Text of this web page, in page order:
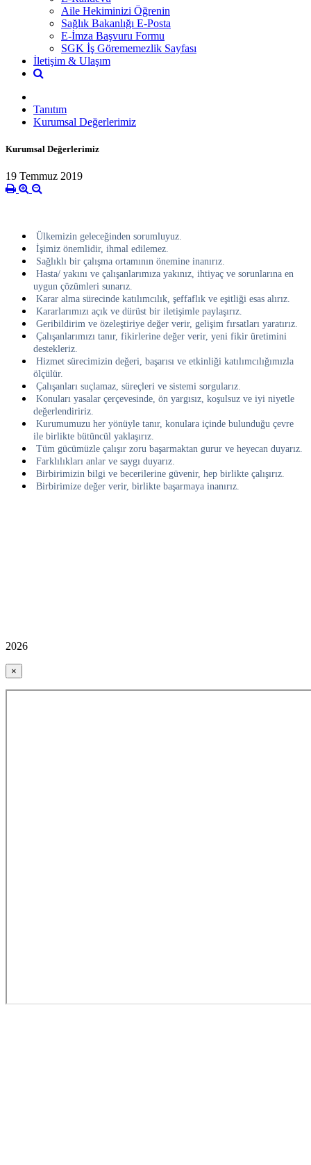
Aile Hekiminizi Öğrenin
Sağlık Bakanlığı E-Posta
E-İmza Başvuru Formu
SGK İş Görememezlik Sayfası
İletişim & Ulaşım
Tanıtım
Kurumsal Değerlerimiz
Kurumsal Değerlerimiz
19 Temmuz 2019
Ülkemizin geleceğinden sorumluyuz.
İşimiz önemlidir, ihmal edilemez.
Sağlıklı bir çalışma ortamının önemine inanırız.
Hasta/ yakını ve çalışanlarımıza yakınız, ihtiyaç ve sorunlarına en
uygun çözümleri sunarız.
Karar alma sürecinde katılımcılık, şeffaflık ve eşitliği esas alırız.
Kararlarımızı açık ve dürüst bir iletişimle paylaşırız.
Geribildirim ve özeleştiriye değer verir, gelişim fırsatları yaratırız.
Çalışanlarımızı tanır, fikirlerine değer verir, yeni fikir üretimini
destekleriz.
Hizmet sürecimizin değeri, başarısı ve etkinliği katılımcılığımızla
ölçülür.
Çalışanları suçlamaz, süreçleri ve sistemi sorgularız.
Konuları yasalar çerçevesinde, ön yargısız, koşulsuz ve iyi niyetle
değerlendiririz.
Kurumumuzu her yönüyle tanır, konulara içinde bulunduğu çevre
ile birlikte bütüncül yaklaşırız.
Tüm gücümüzle çalışır zoru başarmaktan gurur ve heyecan duyarız.
Farklılıkları anlar ve saygı duyarız.
Birbirimizin bilgi ve becerilerine güvenir, hep birlikte çalışırız.
Birbirimize değer verir, birlikte başarmaya inanırız.
2026
×